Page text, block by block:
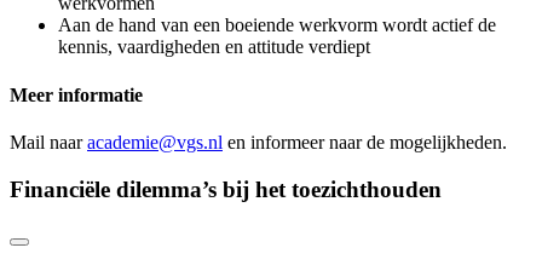
Aan de hand van een boeiende werkvorm wordt actief de
kennis, vaardigheden en attitude verdiept
Meer informatie
Mail naar academie@vgs.nl en informeer naar de mogelijkheden.
Financiële dilemma’s bij het toezichthouden